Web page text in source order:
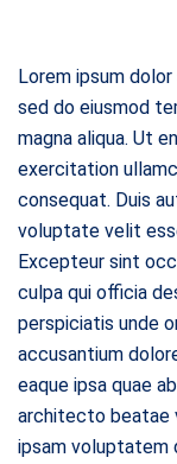
Lorem ipsum
sed do eiusmod
magna aliqua. Ut
exercitation
consequat. Duis
voluptate velit
Excepteur sint
culpa qui officia
perspiciatis unde
accusantium
eaque ipsa quae
architecto beatae
ipsam voluptatem